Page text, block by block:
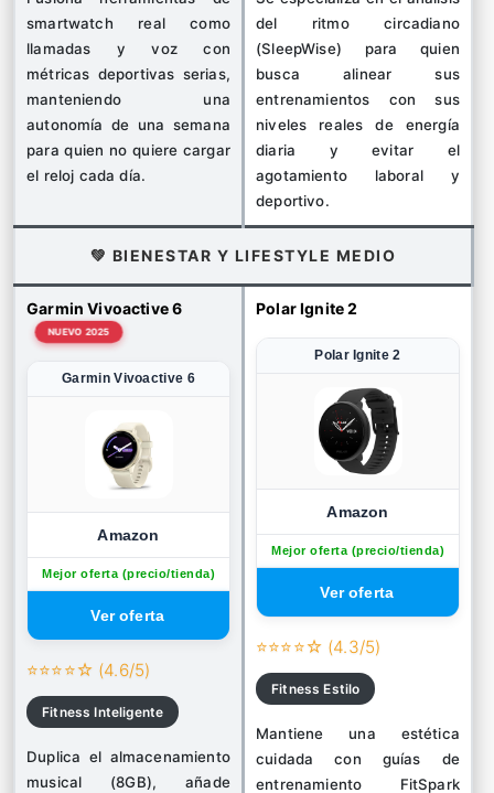
smartwatch real como
llamadas y voz con
métricas deportivas serias,
manteniendo una
autonomía de una semana
para quien no quiere cargar
el reloj cada día.
del ritmo circadiano
(SleepWise) para quien
busca alinear sus
entrenamientos con sus
niveles reales de energía
diaria y evitar el
agotamiento laboral y
deportivo.
💚 BIENESTAR Y LIFESTYLE MEDIO
Garmin Vivoactive 6
NUEVO 2025
Garmin Vivoactive 6
Amazon
Mejor oferta (precio/tienda)
⭐⭐⭐⭐☆ (4.6/5)
Fitness Inteligente
Duplica el almacenamiento
musical (8GB), añade
Polar Ignite 2
Polar Ignite 2
Amazon
Mejor oferta (precio/tienda)
⭐⭐⭐⭐☆ (4.3/5)
Fitness Estilo
Mantiene una estética
cuidada con guías de
entrenamiento FitSpark